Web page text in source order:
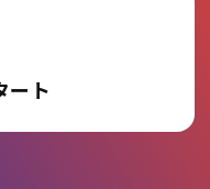
ート